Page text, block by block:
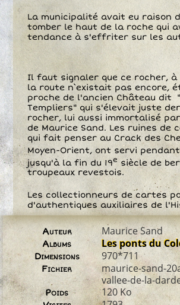
La municipalité avait eu raison
tomber le haut de la roche qui
tendance à s'effriter sur les
Il faut signaler que ce rocher, à
la route n`existait pas encore,
proche de l'ancien Château dit
Templiers" qui s'élevait juste
rocher, lui aussi immortalisé
de Maurice Sand. Les ruines de
qui fait penser au Crack des
Moyen-Orient, ont servi pendant
jusqu'à la fin du 19e siècle de
troupeaux revestois.
Les collectionneurs de cartes
d'authentiques auxiliaires de
Auteur Maurice Sand
Albums Les ponts du
Dimensions 970*711
Fichier
maurice-sand-
vallee-de-la-
Poids 120 Ko